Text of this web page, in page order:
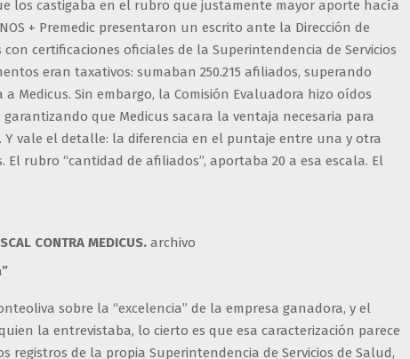
los castigaba en el rubro que justamente mayor aporte hacía
+ Premedic presentaron un escrito ante la Dirección de
con certificaciones oficiales de la Superintendencia de Servicios
eran taxativos: sumaban 250.215 afiliados, superando
Medicus. Sin embargo, la Comisión Evaluadora hizo oídos
que Medicus sacara la ventaja necesaria para
vale el detalle: la diferencia en el puntaje entre una y otra
rubro “cantidad de afiliados”, aportaba 20 a esa escala. El
CONTRA MEDICUS. archivo
sobre la “excelencia” de la empresa ganadora, y el
la entrevistaba, lo cierto es que esa caracterización parece
registros de la propia Superintendencia de Servicios de Salud,